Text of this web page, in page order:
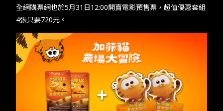
全網購票網也於5月31日12:00開賣電影預售票，超值優惠套組
4張只要720元。